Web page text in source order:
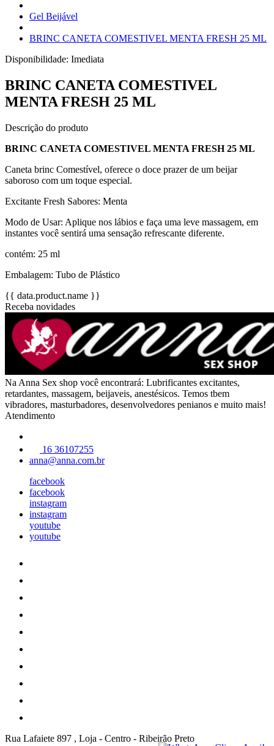
Gel Beijável
BRINC CANETA COMESTIVEL MENTA FRESH 25 ML
Disponibilidade: Imediata
BRINC CANETA COMESTIVEL
MENTA FRESH 25 ML
Descrição do produto
BRINC CANETA COMESTIVEL MENTA FRESH 25 ML
Caneta brinc Comestível, oferece o doce prazer de um beijar
saboroso com um toque especial.
Excitante Fresh Sabores: Menta
Modo de Usar: Aplique nos lábios e faça uma leve massagem, em
instantes você sentirá uma sensação refrescante diferente.
contém: 25 ml
Embalagem: Tubo de Plástico
{{ data.product.name }}
Receba novidades
Na Anna Sex shop você encontrará: Lubrificantes excitantes,
retardantes, massagem, beijaveis, anestésicos. Temos tbem
vibradores, masturbadores, desenvolvedores penianos e muito mais!
Atendimento
16 36107255
anna@anna.com.br
facebook
facebook
instagram
instagram
youtube
youtube
Rua Lafaiete 897 , Loja - Centro - Ribeirão Preto